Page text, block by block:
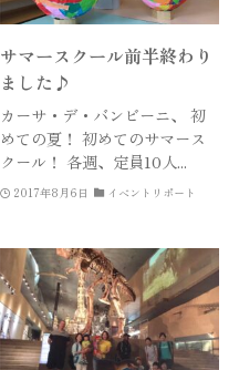
サマースクール前半終わり
ました♪
カーサ・デ・バンビーニ、 初
めての夏！ 初めてのサマース
クール！ 各週、定員10人...
2017年8月6日 イベントリポート